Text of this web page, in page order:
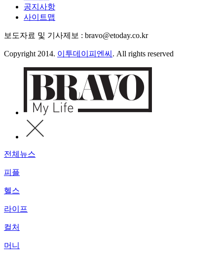
공지사항
사이트맵
보도자료 및 기사제보 : bravo@etoday.co.kr
Copyright 2014. 이투데이피엔씨 . All rights reserved
전체뉴스
피플
헬스
라이프
컬처
머니